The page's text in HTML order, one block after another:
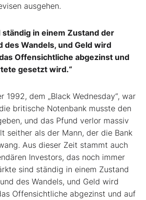
ausgehen.
ständig in einem Zustand der
des Wandels, und Geld wird
Offensichtliche abgezinst und
gesetzt wird.“
1992, dem „Black Wednesday“, war
britische Notenbank musste den
und das Pfund verlor massiv
seither als der Mann, der die Bank
Aus dieser Zeit stammt auch
Investors, das noch immer
sind ständig in einem Zustand
des Wandels, und Geld wird
Offensichtliche abgezinst und auf